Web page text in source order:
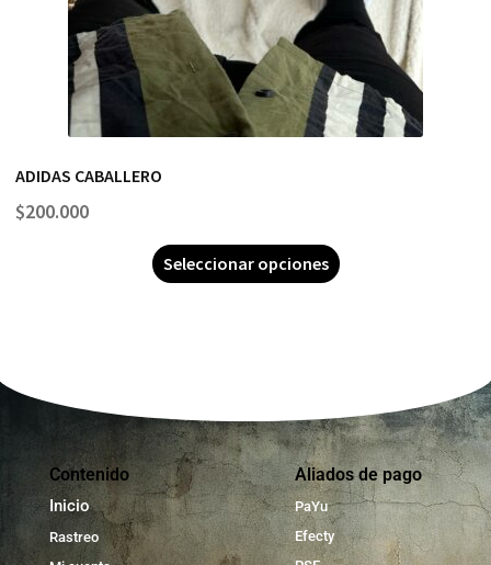
ADIDAS CABALLERO
$200.000
Seleccionar opciones
Contenido
Inicio
Rastreo
Aliados de pago
PaYu
Efecty